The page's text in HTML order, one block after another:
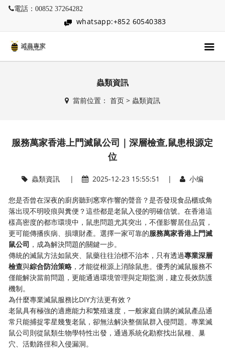
電話：00852 37264282
whatsapp:+852 60540383
蟲類資訊
當前位置： 首页> 蟲類資訊
服務萬家香港上門滅鼠公司｜深層檢查,鼠患根源定
位
蟲類資訊| 2025-12-23 15:55:51 | 小编
您是否曾在深夜的廚房聽到窸窣作響的聲音？是否發現食品櫃或角
落出現不明咬痕與糞便？這些都是老鼠入侵的明確信號。在香港這
樣高密度的都市環境中，鼠患問題尤其突出，不僅影響居住品質，
更可能傳播疾病、損壞財產。選擇一家可靠的服務萬家香港上門滅
鼠公司 ，成為解決問題的關鍵一步。
傳統的滅鼠方法如鼠夾、鼠藥往往治標不治本，只有透過專業深層
檢查與綜合防治策略 ，才能從根源上消除鼠患。優秀的滅鼠服務不
僅能解決當前問題，更能通過環境管理與定期監測，建立長效防護
機制。
為什麼專業滅鼠服務比DIY方法更有效？
老鼠具有極強的適應能力和繁殖速度，一般家庭自購的滅鼠產品通
常只能捕捉零星幾隻老鼠，卻無法解決整個鼠群入侵問題。專業滅
鼠公司則從鼠類生物學特性出發，通過系統化勘察找出鼠種、巢
穴、活動路徑和入侵漏洞。